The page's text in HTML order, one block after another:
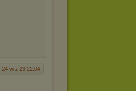
24 wrz 23 22:04